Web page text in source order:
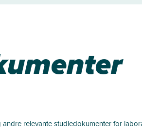
relevante studiedokumenter for